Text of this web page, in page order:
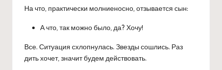
На что, практически молниеносно, отзывается сын:
А что, так можно было, да? Хочу!
Все. Ситуация схлопнулась. Звезды сошлись. Раз
дить хочет, значит будем действовать.